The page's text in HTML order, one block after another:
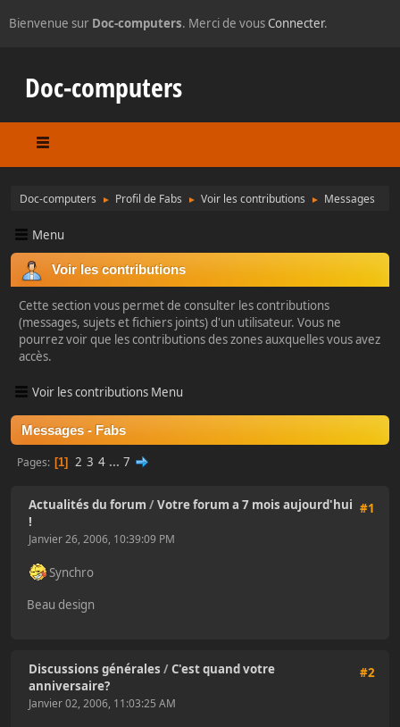
Bienvenue sur Doc-computers. Merci de vousConnecter.
Doc-computers
Doc-computers ► Profil de Fabs ► Voir les contributions ► Messages
Menu
Voir les contributions
Cette section vous permet de consulter les contributions
(messages, sujets et fichiers joints) d'un utilisateur. Vous ne
pourrez voir que les contributions des zones auxquelles vous avez
accès.
Voir les contributions Menu
Messages - Fabs
Pages 1 2 3 4 ... 7
#1
Actualités du forum /Votre forum a 7 mois aujourd'hui
!
Janvier 26, 2006, 10:39:09 PM
Synchro
Beau design
#2
Discussions générales /C'est quand votre
anniversaire?
Janvier 02, 2006, 11:03:25 AM